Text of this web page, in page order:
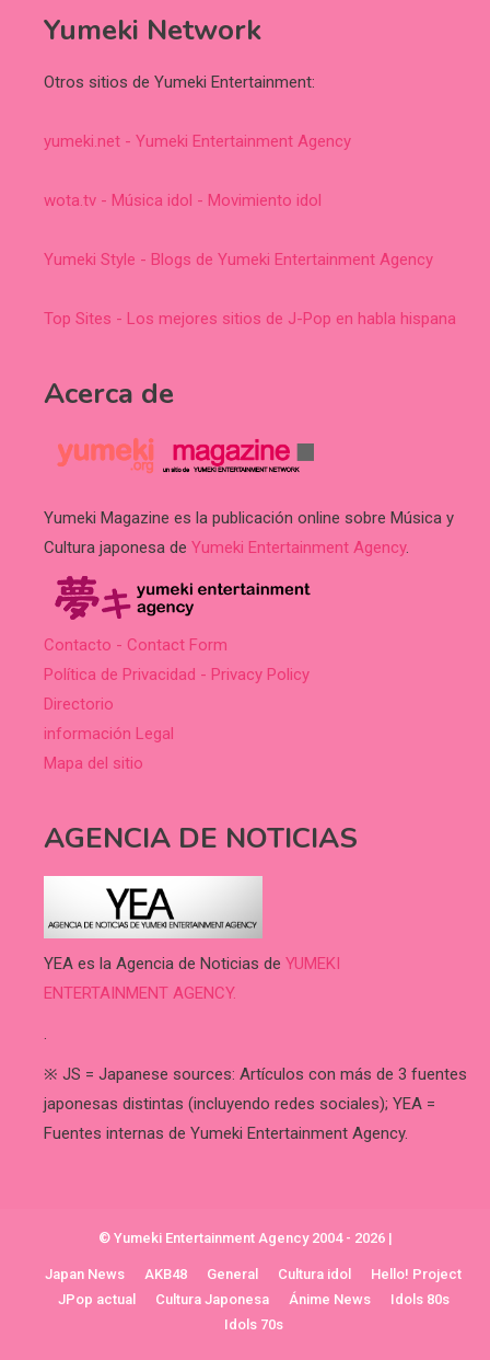
Yumeki Network
Otros sitios de Yumeki Entertainment:
yumeki.net - Yumeki Entertainment Agency
wota.tv - Música idol - Movimiento idol
Yumeki Style - Blogs de Yumeki Entertainment Agency
Top Sites - Los mejores sitios de J-Pop en habla hispana
Acerca de
Yumeki Magazine es la publicación online sobre Música y
Cultura japonesa de Yumeki Entertainment Agency.
Contacto - Contact Form
Política de Privacidad - Privacy Policy
Directorio
información Legal
Mapa del sitio
AGENCIA DE NOTICIAS
YEA es la Agencia de Noticias de YUMEKI
ENTERTAINMENT AGENCY.
.
※ JS = Japanese sources: Artículos con más de 3 fuentes
japonesas distintas (incluyendo redes sociales); YEA =
Fuentes internas de Yumeki Entertainment Agency.
© Yumeki Entertainment Agency 2004 - 2026 |
Japan News AKB48 General Cultura idol
Hello! Project
JPop actual
Cultura Japonesa Ánime News
Idols 80s
Idols 70s